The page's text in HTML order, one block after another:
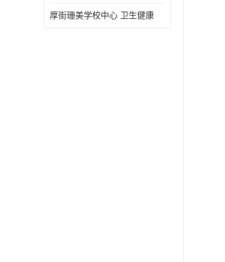
厚街珊美学校中心 卫生健康